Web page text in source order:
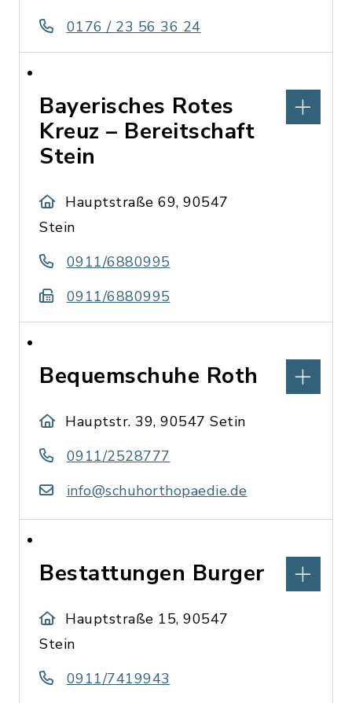
0176 / 23 56 36 24
Bayerisches Rotes
Kreuz – Bereitschaft
Stein
Hauptstraße 69, 90547
Stein
0911/6880995
0911/6880995
Bequemschuhe Roth
Hauptstr. 39, 90547 Setin
0911/2528777
info@schuhorthopaedie.de
Bestattungen Burger
Hauptstraße 15, 90547
Stein
0911/7419943